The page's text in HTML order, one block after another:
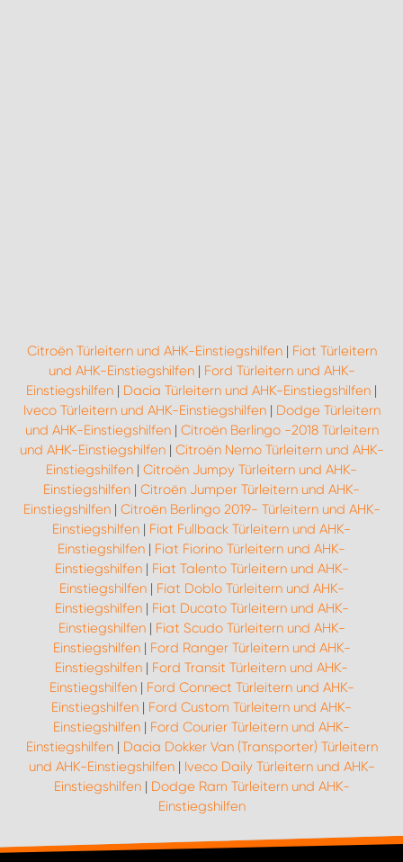
Citroën Türleitern und AHK-Einstiegshilfen| Fiat Türleitern
und AHK-Einstiegshilfen| Ford Türleitern und AHK-
Einstiegshilfen | Dacia Türleitern und AHK-Einstiegshilfen |
Iveco Türleitern und AHK-Einstiegshilfen| Dodge Türleitern
und AHK-Einstiegshilfen| Citroën Berlingo -2018 Türleitern
und AHK-Einstiegshilfen| Citroën Nemo Türleitern und AHK-
Einstiegshilfen | Citroën Jumpy Türleitern und AHK-
Einstiegshilfen | Citroën Jumper Türleitern und AHK-
Einstiegshilfen| Citroën Berlingo 2019- Türleitern und AHK-
Einstiegshilfen | Fiat Fullback Türleitern und AHK-
Einstiegshilfen | Fiat Fiorino Türleitern und AHK-
Einstiegshilfen| Fiat Talento Türleitern und AHK-
Einstiegshilfen| Fiat Doblo Türleitern und AHK-
Einstiegshilfen| Fiat Ducato Türleitern und AHK-
Einstiegshilfen| Fiat Scudo Türleitern und AHK-
Einstiegshilfen| Ford Ranger Türleitern und AHK-
Einstiegshilfen | Ford Transit Türleitern und AHK-
Einstiegshilfen| Ford Connect Türleitern und AHK-
Einstiegshilfen | Ford Custom Türleitern und AHK-
Einstiegshilfen | Ford Courier Türleitern und AHK-
Einstiegshilfen| Dacia Dokker Van (Transporter) Türleitern
und AHK-Einstiegshilfen| Iveco Daily Türleitern und AHK-
Einstiegshilfen| Dodge Ram Türleitern und AHK-
Einstiegshilfen